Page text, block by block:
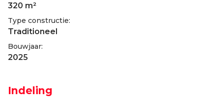
320 m²
Type constructie:
Traditioneel
Bouwjaar:
2025
Indeling